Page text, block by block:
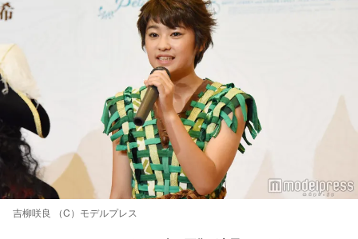
吉柳咲良 （C）モデルプレス